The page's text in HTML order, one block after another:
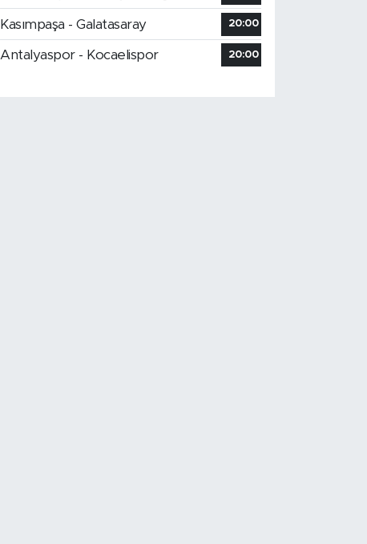
Kasımpaşa - Galatasaray 20:00
Antalyaspor - Kocaelispor 20:00